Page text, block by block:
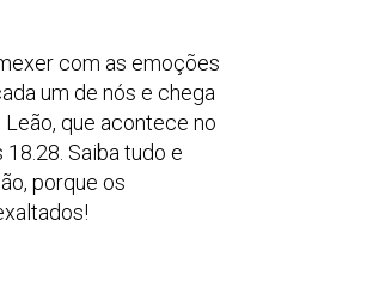
com as emoções
um de nós e chega
Leão, que acontece no
Saiba tudo e
porque os